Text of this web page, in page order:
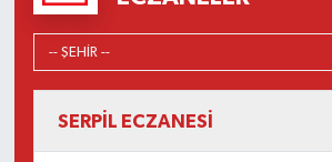
SERPİL ECZANESİ